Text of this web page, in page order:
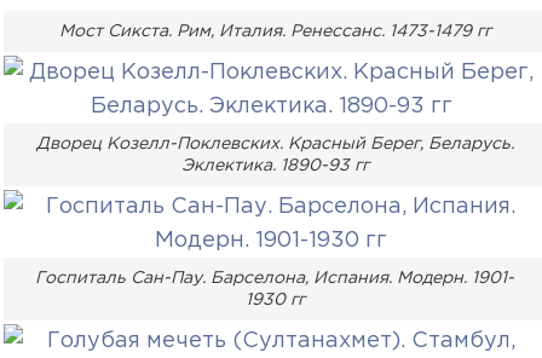
Мост Сикста. Рим, Италия. Ренессанс. 1473-1479 гг
Дворец Козелл-Поклевских. Красный Берег, Беларусь.
Эклектика. 1890-93 гг
Госпиталь Сан-Пау. Барселона, Испания. Модерн. 1901-
1930 гг